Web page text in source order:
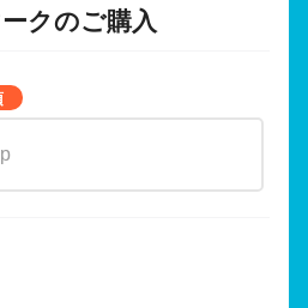
クのご購入